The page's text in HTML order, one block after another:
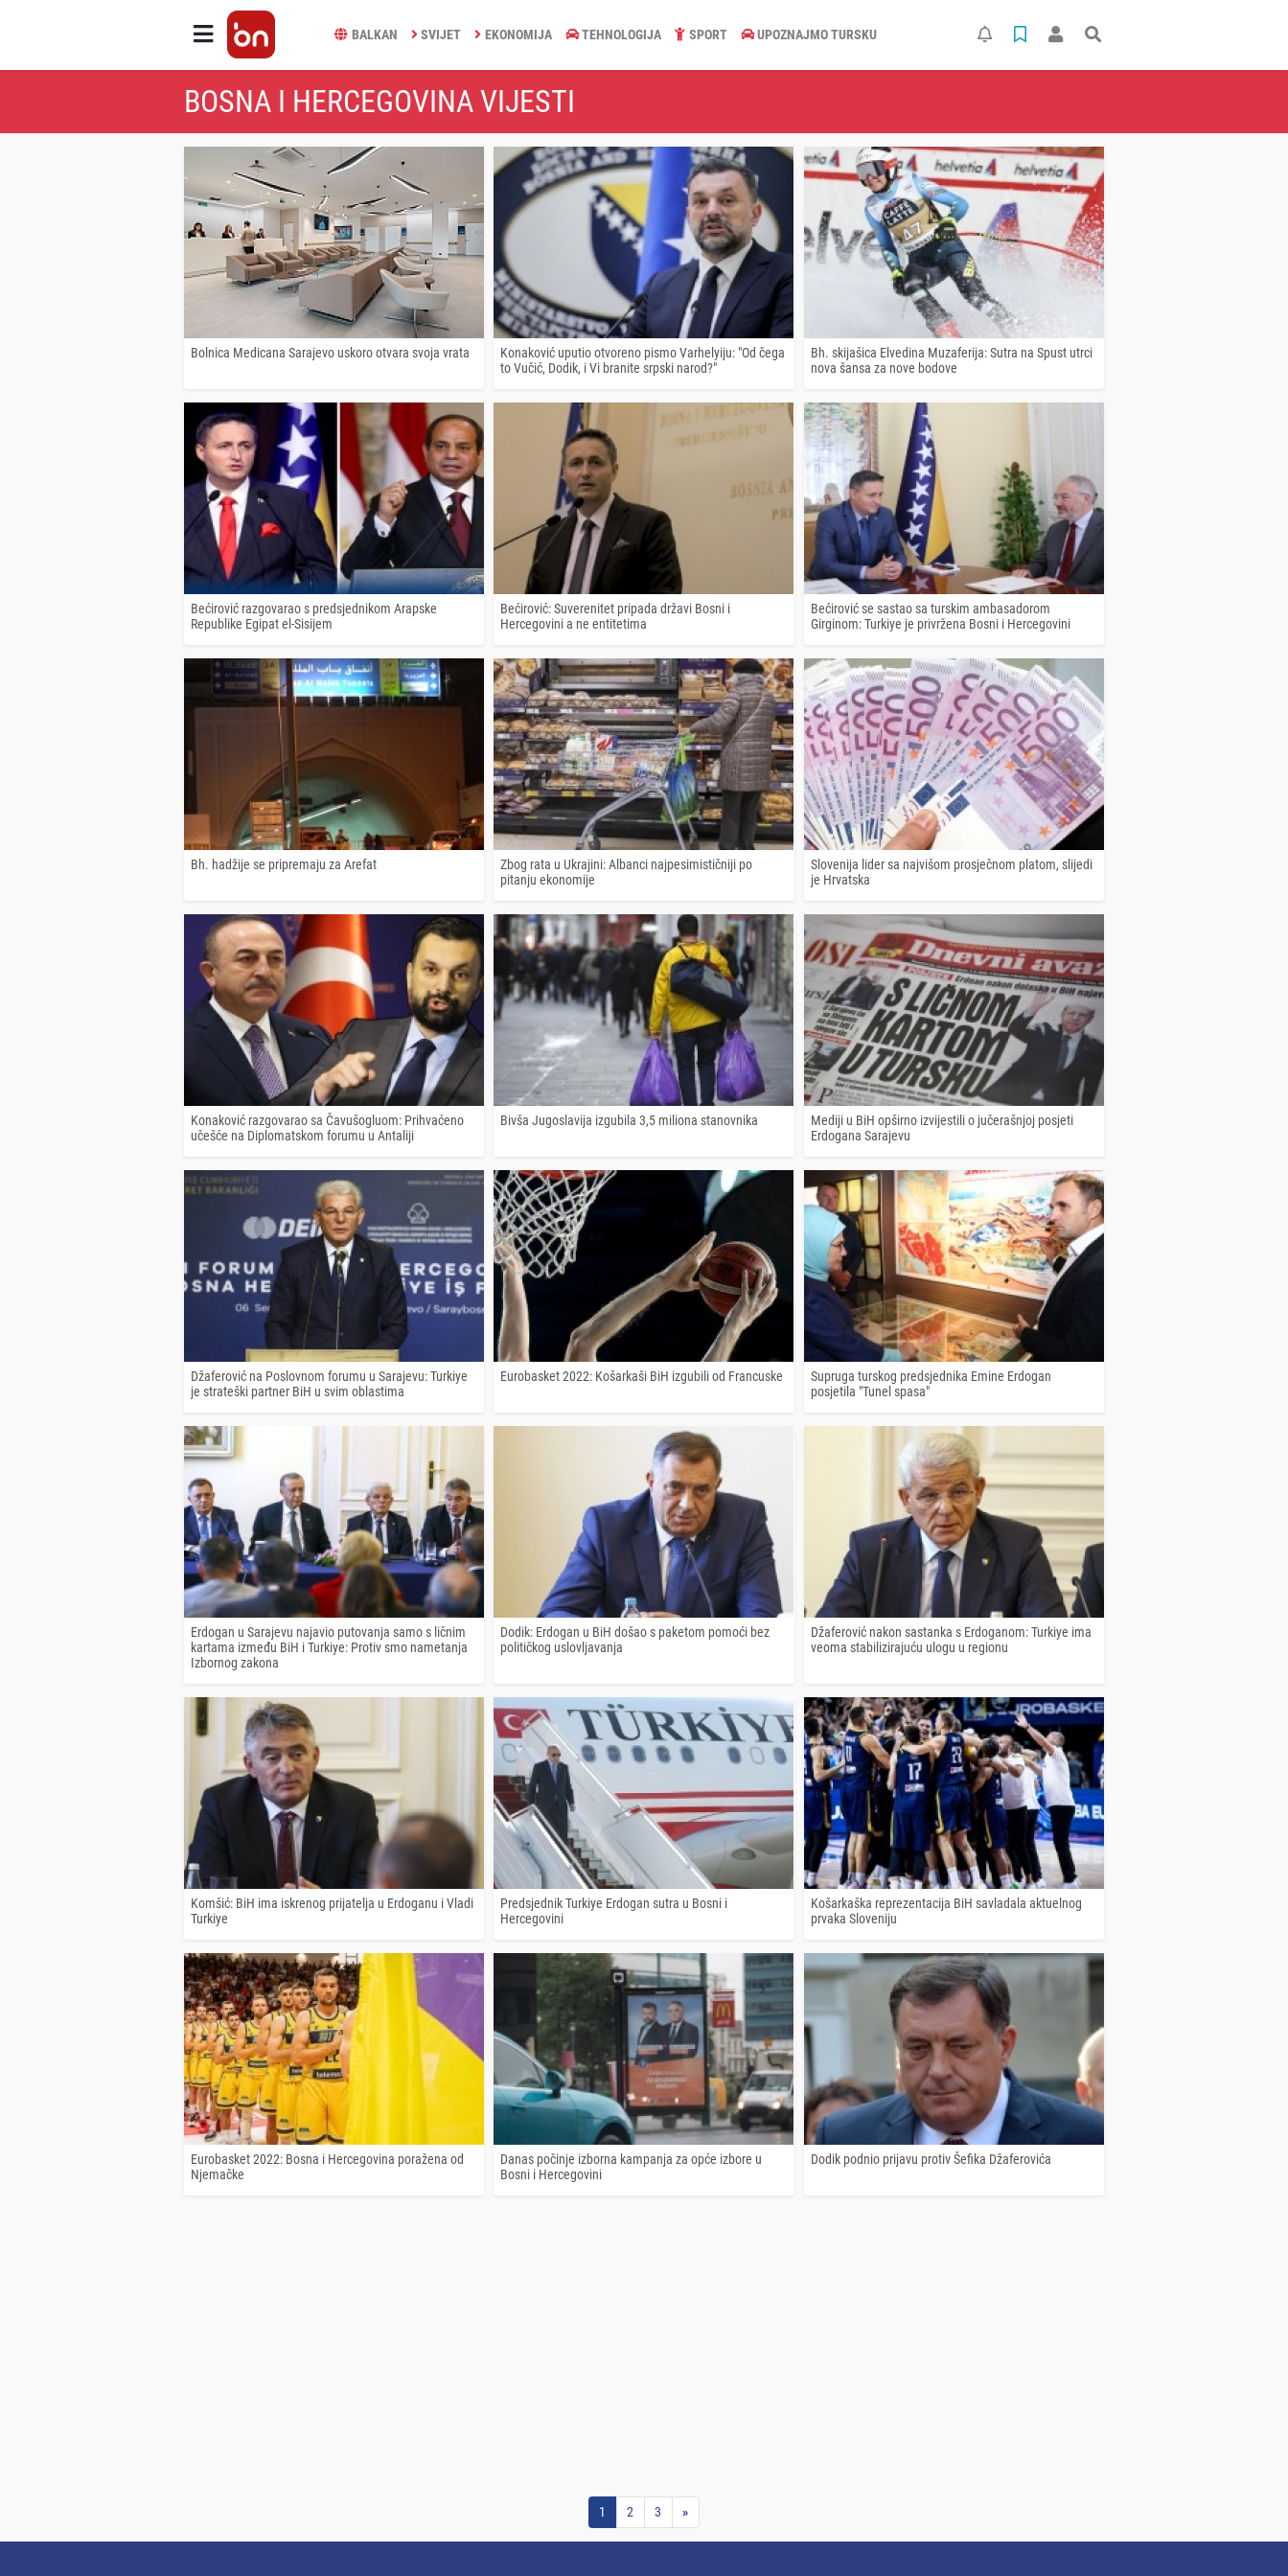
BALKAN SVIJET EKONOMIJA TEHNOLOGIJA SPORT UPOZNAJMO TURSKU
BOSNA I HERCEGOVINA VIJESTI
Bolnica Medicana Sarajevo uskoro otvara svoja vrata
Konaković uputio otvoreno pismo Varhelyiju: "Od čega
to Vučić, Dodik, i Vi branite srpski narod?"
Bh. skijašica Elvedina Muzaferija: Sutra na Spust utrci
nova šansa za nove bodove
Bećirović razgovarao s predsjednikom Arapske
Republike Egipat el-Sisijem
Bećirović: Suverenitet pripada državi Bosni i
Hercegovini a ne entitetima
Bećirović se sastao sa turskim ambasadorom
Girginom: Turkiye je privržena Bosni i Hercegovini
Bh. hadžije se pripremaju za Arefat
Zbog rata u Ukrajini: Albanci najpesimističniji po
pitanju ekonomije
Slovenija lider sa najvišom prosječnom platom, slijedi
je Hrvatska
Konaković razgovarao sa Čavušogluom: Prihvaćeno
učešće na Diplomatskom forumu u Antaliji
Bivša Jugoslavija izgubila 3,5 miliona stanovnika
Mediji u BiH opširno izvijestili o jučerašnjoj posjeti
Erdogana Sarajevu
Džaferović na Poslovnom forumu u Sarajevu: Turkiye
je strateški partner BiH u svim oblastima
Eurobasket 2022: Košarkaši BiH izgubili od Francuske
Supruga turskog predsjednika Emine Erdogan
posjetila "Tunel spasa"
Erdogan u Sarajevu najavio putovanja samo s ličnim
kartama između BiH i Turkiye: Protiv smo nametanja
Izbornog zakona
Dodik: Erdogan u BiH došao s paketom pomoći bez
političkog uslovljavanja
Džaferović nakon sastanka s Erdoganom: Turkiye ima
veoma stabilizirajuću ulogu u regionu
Komšić: BiH ima iskrenog prijatelja u Erdoganu i Vladi
Turkiye
Predsjednik Turkiye Erdogan sutra u Bosni i
Hercegovini
Košarkaška reprezentacija BiH savladala aktuelnog
prvaka Sloveniju
Eurobasket 2022: Bosna i Hercegovina poražena od
Njemačke
Danas počinje izborna kampanja za opće izbore u
Bosni i Hercegovini
Dodik podnio prijavu protiv Šefika Džaferovića
1 2 3 »